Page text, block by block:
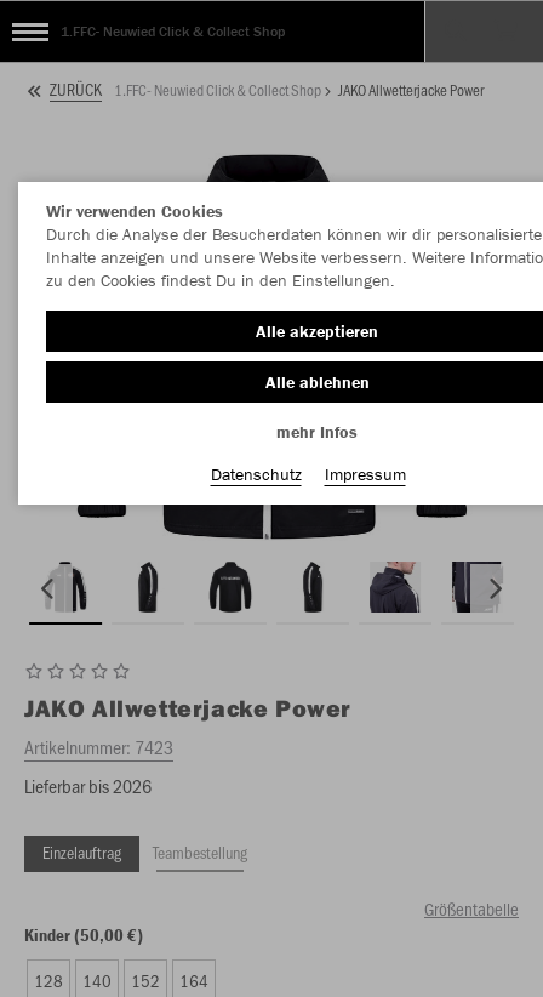
1.FFC- Neuwied Click & Collect Shop
ZURÜCK 1.FFC- Neuwied Click & Collect Shop JAKO Allwetterjacke Power
JAKO Allwetterjacke Power
Artikelnummer: 7423
Lieferbar bis 2026
Einzelauftrag Teambestellung
Größentabelle
Kinder (50,00 €)
128 140 152 164
Wir verwenden Cookies
Durch die Analyse der Besucherdaten können wir dir personalisierte
Inhalte anzeigen und unsere Website verbessern. Weitere
zu den Cookies findest Du in den Einstellungen.
Alle akzeptieren
Alle ablehnen
mehr Infos
Datenschutz
Impressum